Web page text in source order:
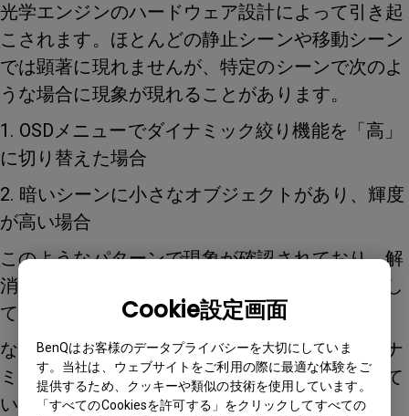
Cookie設定画面
BenQはお客様のデータプライバシーを大切にしていま
す。当社は、ウェブサイトをご利用の際に最適な体験をご
提供するため、クッキーや類似の技術を使用しています。
「すべてのCookiesを許可する」をクリックしてすべての
光学エンジンのハードウェア設計によって引き起
こされます。ほとんどの静止シーンや移動シーン
では顕著に現れませんが、特定のシーンで次のよ
うな場合に現象が現れることがあります。
1. OSDメニューでダイナミック絞り機能を「高」
に切り替えた場合
2. 暗いシーンに小さなオブジェクトがあり、輝度
が高い場合
このようなパターンで現象が確認されており、解
消したい場合はダイナミック絞り機能をオフにし
てください。
なお、ダイナミック絞りの技術は、動画のダイナ
ミックコントラストを強化することを目的として
います。